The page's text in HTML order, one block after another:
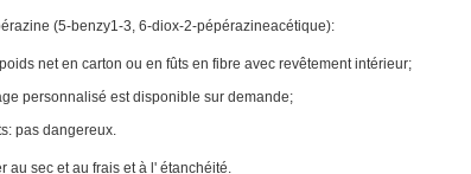
(5-benzy1-3, 6-diox-2-pépérazineacétique):
net en carton ou en fûts en fibre avec revêtement intérieur;
personnalisé est disponible sur demande;
pas dangereux.
au sec et au frais et à l' étanchéité.